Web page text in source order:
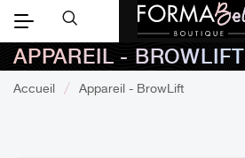
APPAREIL - BROWLIFT
Accueil Appareil - BrowLift